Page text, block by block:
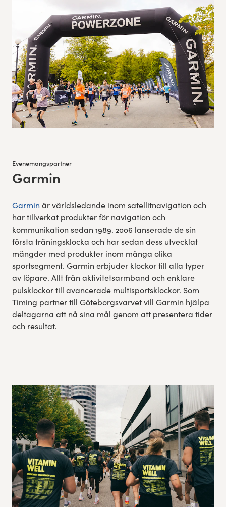
Evenemangspartner
:Garmin
Garmin är världsledande inom satellitnavigation och
har tillverkat produkter för navigation och
kommunikation sedan 1989. 2006 lanserade de sin
första träningsklocka och har sedan dess utvecklat
mängder med produkter inom många olika
sportsegment. Garmin erbjuder klockor till alla typer
av löpare. Allt från aktivitetsarmband och enklare
pulsklockor till avancerade multisportsklockor. Som
Timing partner till Göteborgsvarvet vill Garmin hjälpa
deltagarna att nå sina mål genom att presentera tider
och resultat.